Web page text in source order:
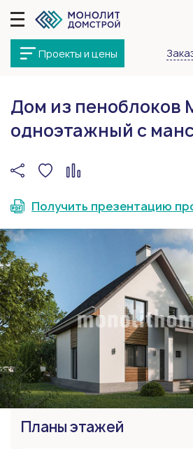
Проекты и цены
Дом из пеноблоков
одноэтажный с
Получить презентацию
Планы этажей